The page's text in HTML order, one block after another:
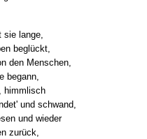
lange,
beglückt,
den Menschen,
begann,
himmlisch
und schwand,
und wieder
zurück,